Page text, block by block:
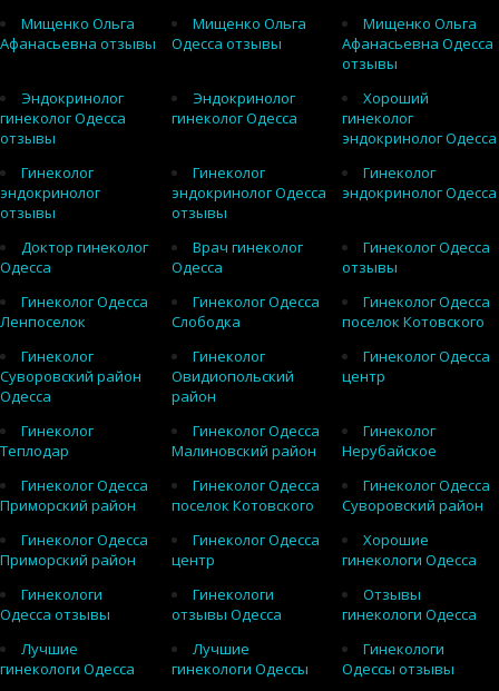
Мищенко Ольга
Афанасьевна отзывы
Мищенко Ольга
Одесса отзывы
Мищенко Ольга
Афанасьевна Одесса
отзывы
Эндокринолог
гинеколог Одесса
отзывы
Эндокринолог
гинеколог Одесса
Хороший
гинеколог
эндокринолог Одесса
Гинеколог
эндокринолог
отзывы
Гинеколог
эндокринолог Одесса
отзывы
Гинеколог
эндокринолог Одесса
Доктор гинеколог
Одесса
Врач гинеколог
Одесса
Гинеколог Одесса
отзывы
Гинеколог Одесса
Ленпоселок
Гинеколог Одесса
Слободка
Гинеколог Одесса
поселок Котовского
Гинеколог
Суворовский район
Одесса
Гинеколог
Овидиопольский
район
Гинеколог Одесса
центр
Гинеколог
Теплодар
Гинеколог Одесса
Малиновский район
Гинеколог
Нерубайское
Гинеколог Одесса
Приморский район
Гинеколог Одесса
поселок Котовского
Гинеколог Одесса
Суворовский район
Гинеколог Одесса
Приморский район
Гинеколог Одесса
центр
Хорошие
гинекологи Одесса
Гинекологи
Одесса отзывы
Гинекологи
отзывы Одесса
Отзывы
гинекологи Одесса
Лучшие
гинекологи Одесса
Лучшие
гинекологи Одессы
Гинекологи
Одессы отзывы